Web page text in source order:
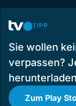
TIPP
Sie wollen
verpassen?
Zum Play